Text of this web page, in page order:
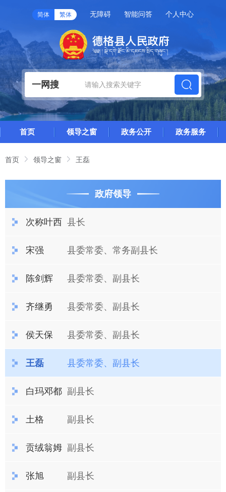
简体 繁体 无障碍 智能问答 个人中心
一网搜
首页 领导之窗 政务公开 政务服务
首页 领导之窗 王磊
政府领导
次称叶西 县长
宋强 县委常委、常务副县长
陈剑辉 县委常委、副县长
齐继勇 县委常委、副县长
侯天保 县委常委、副县长
王磊 县委常委、副县长
白玛邓都 副县长
土格 副县长
贡绒翁姆 副县长
张旭 副县长